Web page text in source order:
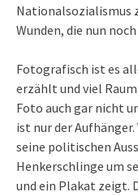
Nationalsozialismus
Wunden, die nun
Fotografisch ist es
erzählt und viel
Foto auch gar nicht
ist nur der
seine politischen
Henkerschlinge um
und ein Plakat zeigt.